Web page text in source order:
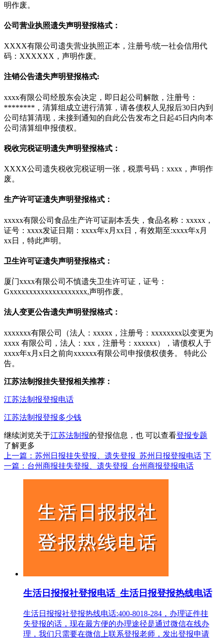
明作废。
公司营业执照遗失声明登报格式：
XXXX有限公司遗失营业执照正本，注册号/统一社会信用代
码：XXXXXX，声明作废。
注销公告遗失声明登报格式:
xxxx有限公司经股东会决定，即日起公司解散，注册号：
********，清算组成立进行清算，请各债权人见报后30日内到
公司结算清现，未接到通知的自此公告发布之日起45日内向本
公司清算组申报债权。
税收完税证明遗失声明登报格式：
XXXX公司遗失税收完税证明一张，税票号码：xxxx，声明作
废。
生产许可证遗失声明登报格式：
xxxxx有限公司食品生产许可证副本丢失，食品名称：xxxxx，
证号：xxxx发证日期：xxxx年x月xx日，有效期至:xxxx年x月
xx日，特此声明。
卫生许可证遗失声明登报格式：
厦门xxxx有限公司不慎遗失卫生许可证，证号：
Gxxxxxxxxxxxxxxxxxxxx,声明作废。
法人变更公告遗失声明登报格式：
xxxxxxx有限公司（法人：xxxxx，注册号：xxxxxxxx以变更为
xxxx 有限公司，法人：xxx，注册号：xxxxxx），请债权人于
xxxx年x月x日之前向xxxxxx有限公司申报债权债务。 特此公
告。
江苏法制报挂失登报相关推荐：
江苏法制报登报电话
江苏法制报登报多少钱
继续浏览关于江苏法制报的登报信息，也 可以查看登报专题
了解更多
上一篇：苏州日报挂失登报、遗失登报_苏州日报登报电话 下
一篇：台州商报挂失登报、遗失登报_台州商报登报电话
生活日报报社登报电话_生活日报登报热线电话
生活日报报社登报热线电话:400-8018-284，办理证件挂
失登报的话，现在最方便的办理途径是通过微信在线办
理，我们只需要在微信上联系登报老师，发出登报申请